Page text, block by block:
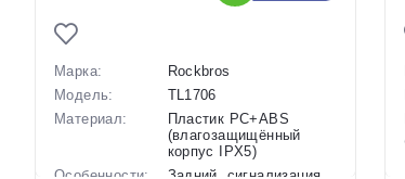
Марка:
Rockbros
Модель:
TL1706
Материал:
Пластик PC+ABS
(влагозащищённый
корпус IPX5)
Особенности:
Задний, сигнализация